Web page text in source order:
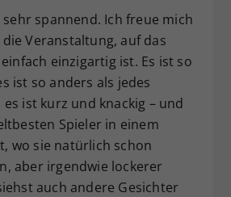
spannend. Ich freue mich
Veranstaltung, auf das
einzigartig ist. Es ist so
ist so anders als jedes
ist kurz und knackig – und
Spieler in einem
wo sie natürlich schon
aber irgendwie lockerer
auch andere Gesichter